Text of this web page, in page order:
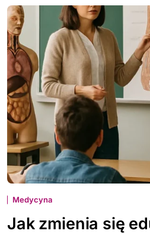
Medycyna
Jak zmienia się